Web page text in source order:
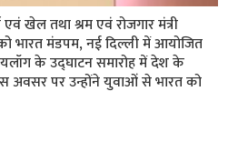
खेल तथा श्रम एवं रोजगार मंत्री
भारत मंडपम, नई दिल्ली में आयोजित
के उद्घाटन समारोह में देश के
अवसर पर उन्होंने युवाओं से भारत को